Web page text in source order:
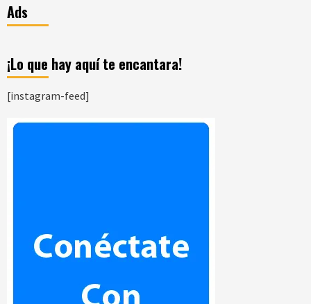
Ads
¡Lo que hay aquí te encantara!
[instagram-feed]